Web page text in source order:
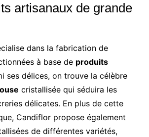
artisanaux de grande
dans la fabrication de
à base de produits
ses délices, on trouve la célèbre
cristallisée qui séduira les
délicates. En plus de cette
Candiflor propose également
de différentes variétés,